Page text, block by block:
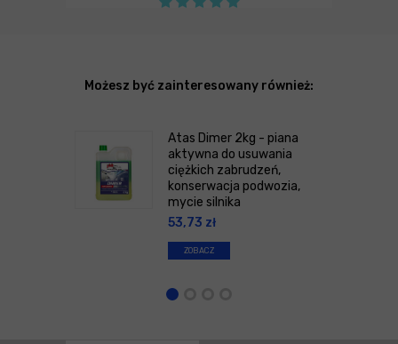
Możesz być zainteresowany również:
Atas Dimer 2kg - piana
aktywna do usuwania
ciężkich zabrudzeń,
konserwacja podwozia,
mycie silnika
53,73 zł
ZOBACZ